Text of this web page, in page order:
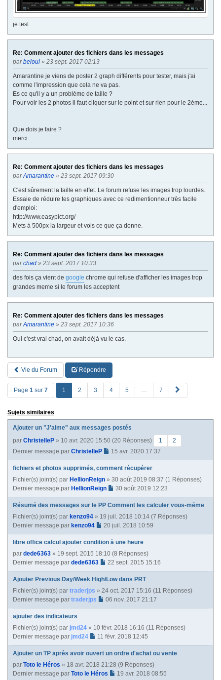
je test
Re: Comment ajouter des fichiers dans les messages
parbeloul » 23 sept. 2017 02:13
Amarantine je viens de poster 2 graph différents pour tester, mais j'ai
comme l'impression que cela ne va pas.
Es ce qu'il y a un problème de taille ?
Pour voir les 2 photos il faut cliquer sur le point et sur rien pour le 2éme...
Que dois je faire ?
merci
Re: Comment ajouter des fichiers dans les messages
parAmarantine » 23 sept. 2017 09:30
C'est sûrement la taille en effet. Le forum refuse les images trop lourdes.
Essaie de réduire tes graphiques avec ce redimentionneur très facile
d'emploi:
http://www.easypict.org/
Mets à 500px la largeur et vois ce que ça donne.
Re: Comment ajouter des fichiers dans les messages
parchad » 23 sept. 2017 10:33
des fois ça vient de google chrome qui refuse d'afficher les images trop
grandes meme si le forum les acceptent
Re: Comment ajouter des fichiers dans les messages
parAmarantine » 23 sept. 2017 10:36
Oui c'est vrai chad, on avait déjà vu le cas.
Vie du Forum Répondre
Page 1 sur 7 1 2 3 4 5 … 7
u
Sujets similaires
Ajouter un "J'aime" aux messages postés
par ChristelleP » 10 avr. 2020 15:50 (20 Réponses) 1
2
Dernier message par ChristelleP 15 avr. 2020 17:37
fichiers et photos supprimés, comment récupérer
Fichier(s) joint(s) par HellionReign » 30 août 2019 08:37 (1 Réponses)
Dernier message par HellionReign 30 août 2019 12:23
Résumé des messages sur le PP Comment les calculer vous-même
Fichier(s) joint(s) par kenzo94 » 19 juil. 2018 10:14 (7 Réponses)
Dernier message par kenzo94 20 juil. 2018 10:59
libre office calcul ajouter condition à une heure
par dede6363 » 19 sept. 2015 18:10 (8 Réponses)
Dernier message par dede6363 22 sept. 2015 15:16
Ajouter Previous Day/Week High/Low dans PRT
Fichier(s) joint(s) par traderjps » 24 oct. 2017 15:16 (11 Réponses)
Dernier message par traderjps 06 nov. 2017 21:17
ajouter des indicateurs
Fichier(s) joint(s) par jmd24 » 10 févr. 2018 16:16 (11 Réponses)
Dernier message par jmd24 11 févr. 2018 12:45
Ajouter un TP après avoir ouvert un ordre d'achat ou vente
par Toto le Héros » 18 avr. 2018 21:28 (9 Réponses)
Dernier message par Toto le Héros 19 avr. 2018 08:55